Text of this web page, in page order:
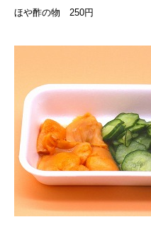
ほや酢の物 250円